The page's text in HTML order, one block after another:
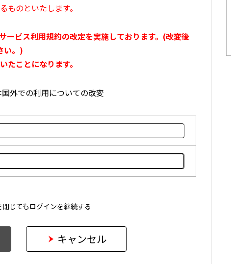
ものといたします。
ービス利用規約の改定を実施しております。(改変後
い。)
たことになります。
国外での利用についての改変
閉じてもログインを継続する
キャンセル